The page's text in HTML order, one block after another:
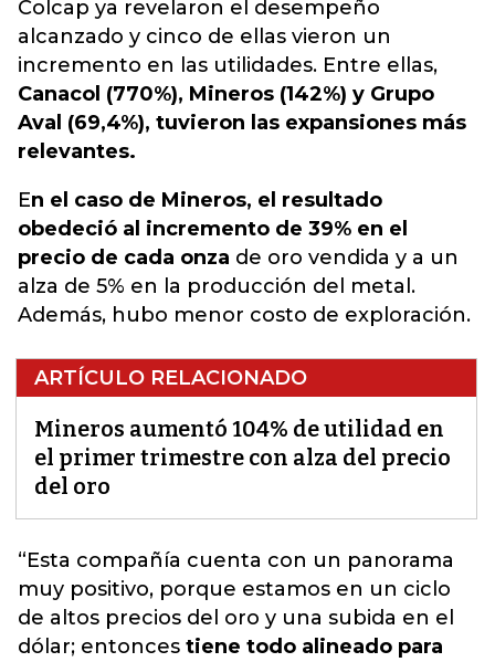
Colcap ya revelaron el desempeño
alcanzado y cinco de ellas vieron un
incremento en las utilidades. Entre ellas,
Canacol (770%), Mineros (142%) y Grupo
Aval (69,4%), tuvieron las expansiones más
relevantes.
En el caso de Mineros, el resultado
obedeció al incremento de 39% en el
precio de cada onza de oro vendida y a un
alza de 5% en la producción del metal.
Además, hubo menor costo de exploración.
ARTÍCULO RELACIONADO
Mineros aumentó 104% de utilidad en
el primer trimestre con alza del precio
del oro
“Esta compañía cuenta con un panorama
muy positivo, porque estamos en un ciclo
de altos precios del oro y una subida en el
dólar; entonces tiene todo alineado para